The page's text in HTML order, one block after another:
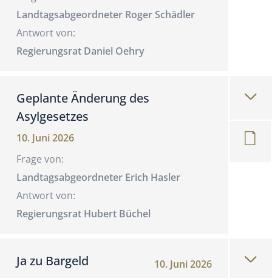
Landtagsabgeordneter Roger Schädler
Antwort von:
Regierungsrat Daniel Oehry
Geplante Änderung des
Asylgesetzes
10. Juni 2026
Frage von:
Landtagsabgeordneter Erich Hasler
Antwort von:
Regierungsrat Hubert Büchel
Ja zu Bargeld
10. Juni 2026